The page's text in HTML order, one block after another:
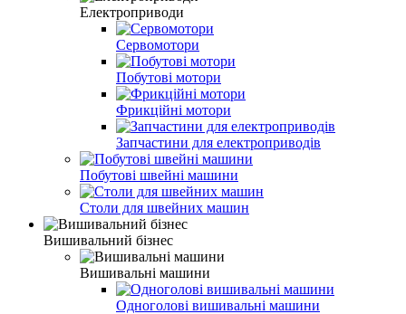
Електроприводи
Сервомотори
Побутові мотори
Фрикційні мотори
Запчастини для електроприводів
Побутові швейні машини
Столи для швейних машин
Вишивальний бізнес
Вишивальні машини
Одноголові вишивальні машини